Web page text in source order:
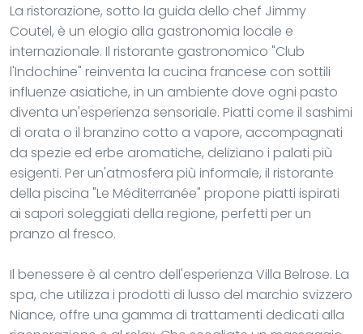
La ristorazione, sotto la guida dello chef Jimmy
Coutel, è un elogio alla gastronomia locale e
internazionale. Il ristorante gastronomico "Club
l'Indochine" reinventa la cucina francese con sottili
influenze asiatiche, in un ambiente dove ogni pasto
diventa un'esperienza sensoriale. Piatti come il sashimi
di orata o il branzino cotto a vapore, accompagnati
da spezie ed erbe aromatiche, deliziano i palati più
esigenti. Per un'atmosfera più informale, il ristorante
della piscina "Le Méditerranée" propone piatti ispirati
ai sapori soleggiati della regione, perfetti per un
pranzo al fresco.
Il benessere è al centro dell'esperienza Villa Belrose. La
spa, che utilizza i prodotti di lusso del marchio svizzero
Niance, offre una gamma di trattamenti dedicati alla